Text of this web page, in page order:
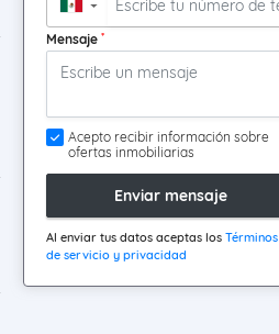
▼
Mensaje *
Acepto recibir información sobre
ofertas inmobiliarias
Enviar mensaje
Al enviar tus datos aceptas los Términos
de servicio y privacidad